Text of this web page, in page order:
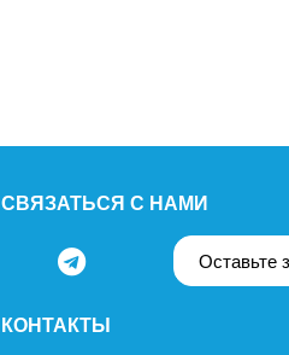
СВЯЗАТЬСЯ С НАМИ
Оставьте
КОНТАКТЫ